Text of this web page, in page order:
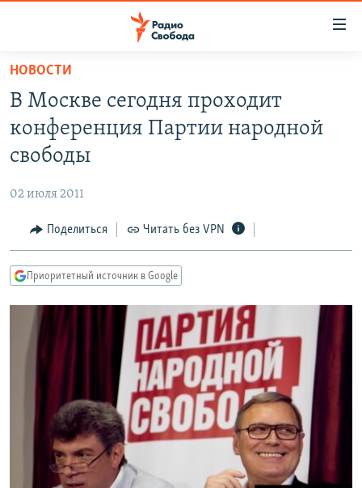
упрощенного
доступа
Вернуться
основному
Вернутся
Вернутся
поиску
ПОДКАСТЫ
АВТОРСКИЕ ПРОЕКТЫ
МНЕНИЯ
КУЛЬТУРА
КАВКАЗ.РЕАЛИИ
СЕВЕР.РЕАЛИИ
СИБИРЬ.РЕАЛИИ
РАСПИСАНИЕ ВЕЩАНИЯ
ПОДПИШИТЕСЬ НА РАССЫЛКУ
СОЦИАЛЬНЫЕ СЕТИ
НОВОСТИ
В Москве сегодня проходит
конференция Партии народной
свободы
02 июля 2011
Поделиться Читать без VPN
Приоритетный источник в Google